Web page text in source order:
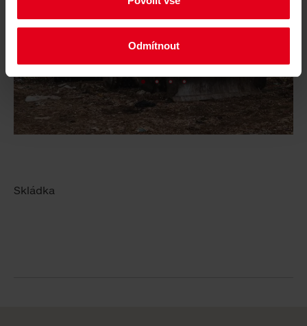
Odmítnout
Skládka